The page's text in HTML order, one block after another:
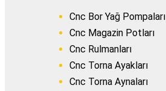
Cnc Bor Yağ Pompaları
Cnc Magazin Potları
Cnc Rulmanları
Cnc Torna Ayakları
Cnc Torna Aynaları